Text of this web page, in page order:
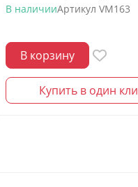
В наличииАртикул VM163
В корзину
Купить в один